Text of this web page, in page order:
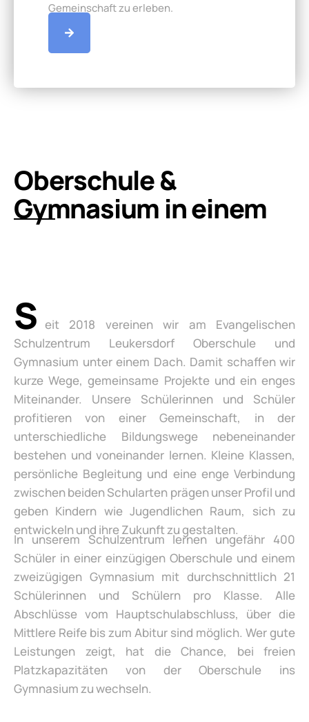
Gemeinschaft zu erleben.
Oberschule &
Gymnasium in einem
S eit 2018 vereinen wir am Evangelischen
Schulzentrum Leukersdorf Oberschule und
Gymnasium unter einem Dach. Damit schaffen wir
kurze Wege, gemeinsame Projekte und ein enges
Miteinander. Unsere Schülerinnen und Schüler
profitieren von einer Gemeinschaft, in der
unterschiedliche Bildungswege nebeneinander
bestehen und voneinander lernen. Kleine Klassen,
persönliche Begleitung und eine enge Verbindung
zwischen beiden Schularten prägen unser Profil und
geben Kindern wie Jugendlichen Raum, sich zu
entwickeln und ihre Zukunft zu gestalten.
In unserem Schulzentrum lernen ungefähr 400
Schüler in einer einzügigen Oberschule und einem
zweizügigen Gymnasium mit durchschnittlich 21
Schülerinnen und Schülern pro Klasse. Alle
Abschlüsse vom Hauptschulabschluss, über die
Mittlere Reife bis zum Abitur sind möglich. Wer gute
Leistungen zeigt, hat die Chance, bei freien
Platzkapazitäten von der Oberschule ins
Gymnasium zu wechseln.